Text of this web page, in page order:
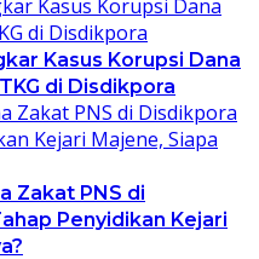
Kasus Korupsi Dana
di Disdikpora
Zakat PNS di
Penyidikan Kejari